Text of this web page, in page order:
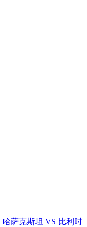
哈萨克斯坦 VS 比利时